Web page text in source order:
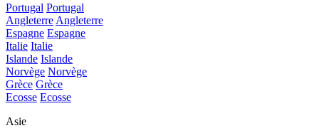
Portugal Portugal
Angleterre Angleterre
Espagne Espagne
Italie Italie
Islande Islande
Norvège Norvège
Grèce Grèce
Ecosse Ecosse
Asie